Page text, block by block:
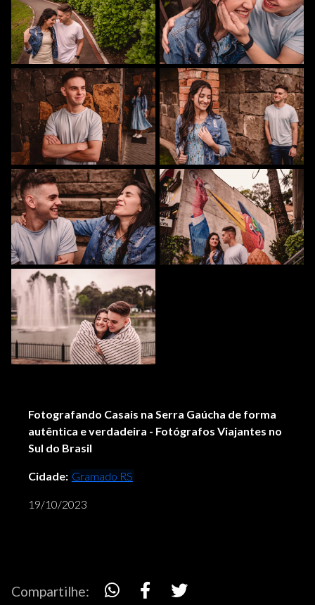
Fotografando Casais na Serra Gaúcha de forma
autêntica e verdadeira - Fotógrafos Viajantes no
Sul do Brasil
Cidade: Gramado RS
19/10/2023
Compartilhe: